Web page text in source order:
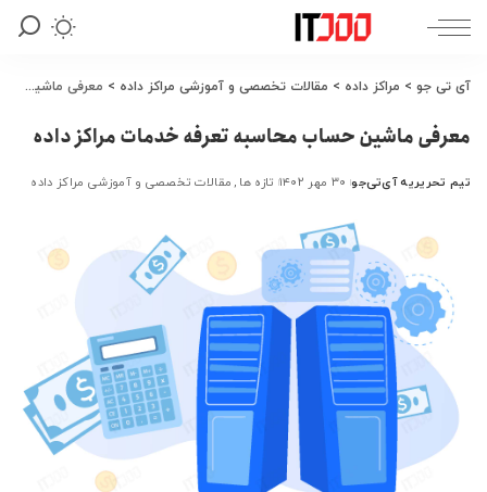
آی تی جو > مراکز داده > مقالات تخصصی و آموزشی مراکز داده > معرفی ماشین حساب محاسبه تعرفه خدمات مراکز داده
معرفی ماشین حساب محاسبه تعرفه خدمات مراکز داده
ارسال
تیم تحریریه آی‌تی‌جو ۳۰ مهر ۱۴۰۲ تازه ها مقالات تخصصی و آموزشی مراکز داده